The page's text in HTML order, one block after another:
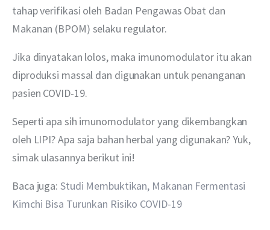
tahap verifikasi oleh Badan Pengawas Obat dan
Makanan (BPOM) selaku regulator.
Jika dinyatakan lolos, maka imunomodulator itu akan
diproduksi massal dan digunakan untuk penanganan
pasien COVID-19.
Seperti apa sih imunomodulator yang dikembangkan
oleh LIPI? Apa saja bahan herbal yang digunakan? Yuk,
simak ulasannya berikut ini!
Baca juga: Studi Membuktikan, Makanan Fermentasi
Kimchi Bisa Turunkan Risiko COVID-19